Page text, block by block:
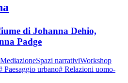
di Johanna Dehio,
Padge
MediazioneSpazi narrativiWorkshop
Paesaggio urbano# Relazioni uomo-